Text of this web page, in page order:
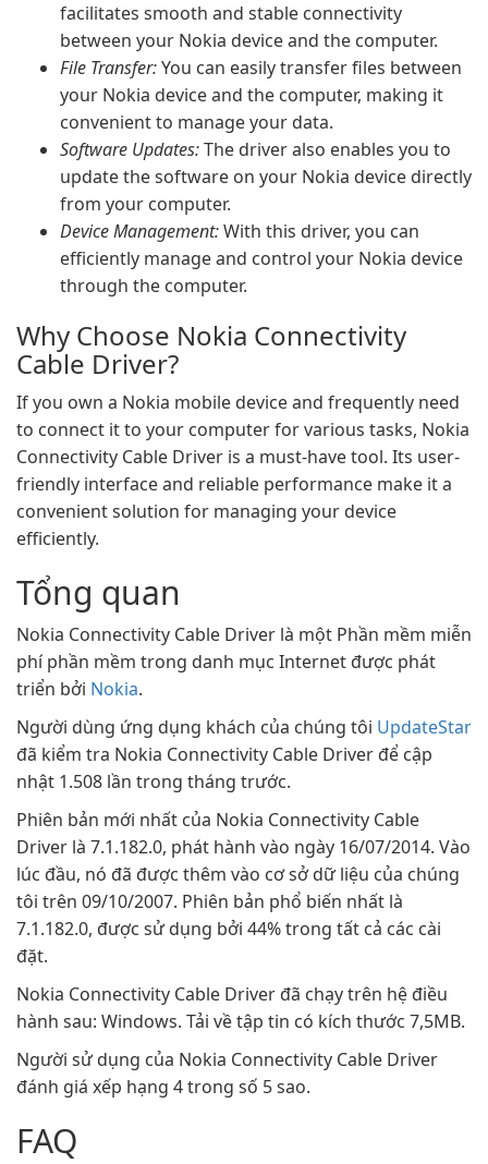
facilitates smooth and stable connectivity
between your Nokia device and the computer.
File Transfer:You can easily transfer files between
your Nokia device and the computer, making it
convenient to manage your data.
Software Updates:The driver also enables you to
update the software on your Nokia device directly
from your computer.
Device Management:With this driver, you can
efficiently manage and control your Nokia device
through the computer.
Why Choose Nokia Connectivity
Cable Driver?
If you own a Nokia mobile device and frequently need
to connect it to your computer for various tasks, Nokia
Connectivity Cable Driver is a must-have tool. Its user-
friendly interface and reliable performance make it a
convenient solution for managing your device
efficiently.
Tổng quan
Nokia Connectivity Cable Driver là một Phần mềm miễn
phí phần mềm trong danh mục Internet được phát
triển bởi Nokia.
Người dùng ứng dụng khách của chúng tôi UpdateStar
đã kiểm tra Nokia Connectivity Cable Driver để cập
nhật 1.508 lần trong tháng trước.
Phiên bản mới nhất của Nokia Connectivity Cable
Driver là 7.1.182.0, phát hành vào ngày 16/07/2014. Vào
lúc đầu, nó đã được thêm vào cơ sở dữ liệu của chúng
tôi trên 09/10/2007. Phiên bản phổ biến nhất là
7.1.182.0, được sử dụng bởi 44% trong tất cả các cài
đặt.
Nokia Connectivity Cable Driver đã chạy trên hệ điều
hành sau: Windows. Tải về tập tin có kích thước 7,5MB.
Người sử dụng của Nokia Connectivity Cable Driver
đánh giá xếp hạng 4 trong số 5 sao.
FAQ